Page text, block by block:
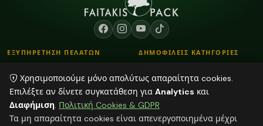
ΕΞΥΠΗΡΕΤΗΣΗ ΠΕΛΑΤΩΝ
Τρόποι Παραγγελίας
Τρόποι Αποστολής & Πληρωμής
Blog
ΔΗΜΟΦΙΛΕΙΣ ΚΑΤΗΓΟΡΙΕΣ
Λουλούδια - Βάζα
Αποξηραμένα φυτά
Χρησιμοποιούμε μόνο απολύτως απαραίτητα cookies.
Επιλέξτε αν δίνετε συγκατάθεση για Analytics και
Διαφήμιση. Πολιτική Cookies & GDPR
Τα μη απαραίτητα cookies είναι απενεργοποιημένα μέχρι